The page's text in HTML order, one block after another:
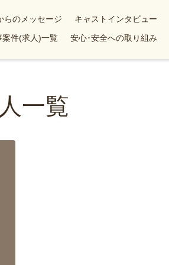
らのメッセージ
キャストインタビュー
案件(求人)一覧
安心･安全への取り組み
一覧